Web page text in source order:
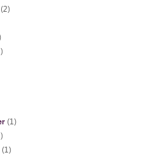
(1)